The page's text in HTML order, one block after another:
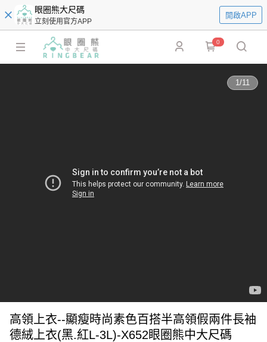
眼圈熊大尺碼
立刻使用官方APP
開啟APP
0
1/11
高領上衣--顯瘦時尚素色百搭半高領假兩件長袖
德絨上衣(黑.紅L-3L)-X652眼圈熊中大尺碼